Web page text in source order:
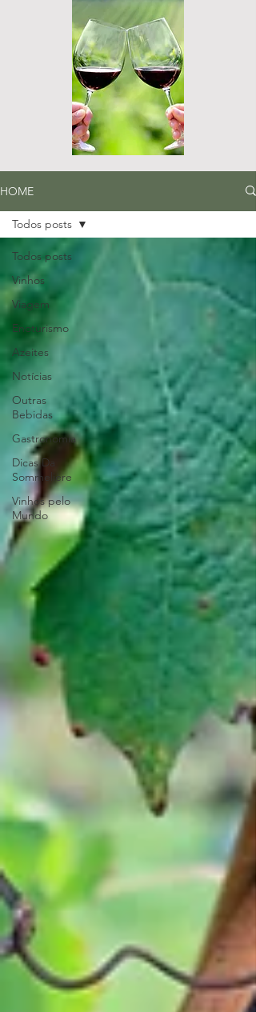
HOME
Todos posts
Vinhos
Viagem
Enoturismo
Azeites
Notícias
Outras
Bebidas
Gastronomia
Dicas Da
Sommelière
Vinhos pelo
Mundo
Todos posts